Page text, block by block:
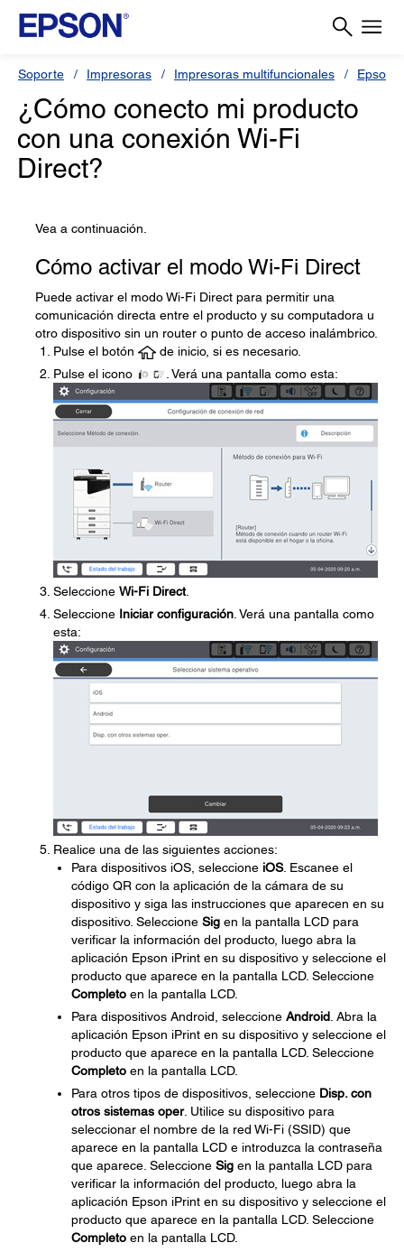
Soporte Impresoras Impresoras multifuncionales Epson
¿Cómo conecto mi producto
con una conexión Wi-Fi
Direct?
Vea a continuación.
Cómo activar el modo Wi-Fi Direct
Puede activar el modo Wi-Fi Direct para permitir una
comunicación directa entre el producto y su computadora u
otro dispositivo sin un router o punto de acceso inalámbrico.
Pulse el botón
de inicio, si es necesario.
Pulse el icono
. Verá una pantalla como esta:
Seleccione Wi-Fi Direct.
Seleccione Iniciar configuración . Verá una pantalla como
esta:
Realice una de las siguientes acciones:
Para dispositivos iOS, seleccione iOS. Escanee el
código QR con la aplicación de la cámara de su
dispositivo y siga las instrucciones que aparecen en su
dispositivo. Seleccione Sig en la pantalla LCD para
verificar la información del producto, luego abra la
aplicación Epson iPrint en su dispositivo y seleccione el
producto que aparece en la pantalla LCD. Seleccione
Completo en la pantalla LCD.
Para dispositivos Android, seleccione Android . Abra la
aplicación Epson iPrint en su dispositivo y seleccione el
producto que aparece en la pantalla LCD. Seleccione
Completo en la pantalla LCD.
Para otros tipos de dispositivos, seleccione Disp. con
otros sistemas oper. Utilice su dispositivo para
seleccionar el nombre de la red Wi-Fi (SSID) que
aparece en la pantalla LCD e introduzca la contraseña
que aparece. Seleccione Sig en la pantalla LCD para
verificar la información del producto, luego abra la
aplicación Epson iPrint en su dispositivo y seleccione el
producto que aparece en la pantalla LCD. Seleccione
Completo en la pantalla LCD.